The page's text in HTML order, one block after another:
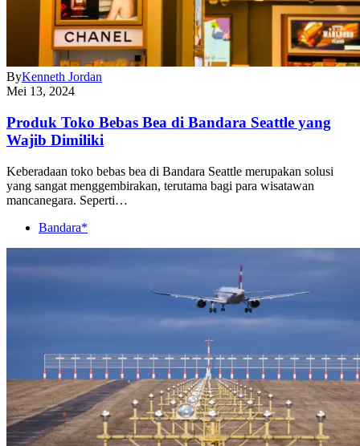
ByKenneth Jordan
Mei 13, 2024
Produk Toko Bebas Bea di Bandara Seattle yang
Wajib Dimiliki
Keberadaan toko bebas bea di Bandara Seattle merupakan solusi
yang sangat menggembirakan, terutama bagi para wisatawan
mancanegara. Seperti…
Bandara*